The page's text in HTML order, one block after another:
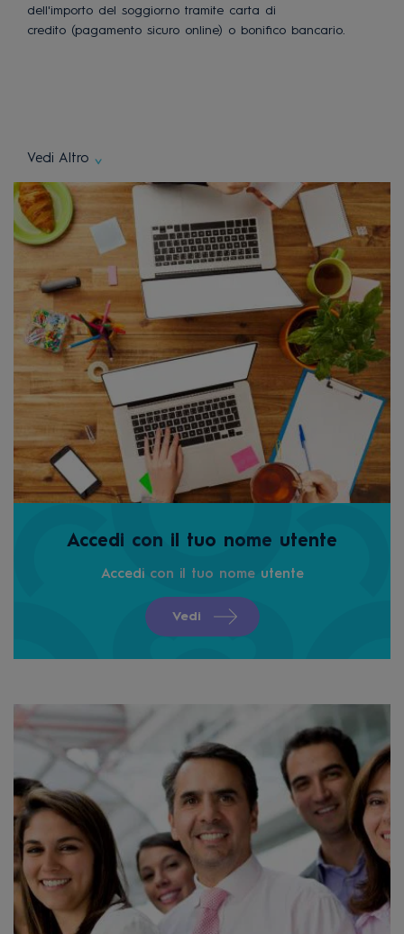
dell'importo del soggiorno tramite carta di
credito (pagamento sicuro online) o bonifico bancario.
Vedi Altro
Accedi con il tuo nome utente
Accedi con il tuo nome utente
Vedi